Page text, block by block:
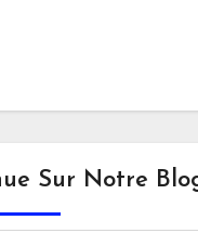
Sur Notre